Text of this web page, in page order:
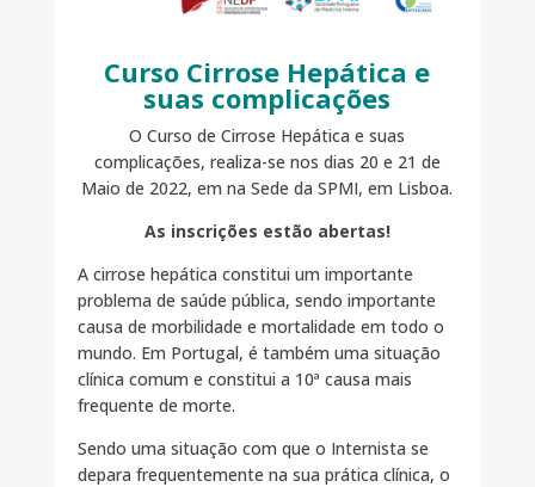
Curso Cirrose Hepática e
suas complicações
O Curso de Cirrose Hepática e suas
complicações, realiza-se nos dias 20 e 21 de
Maio de 2022, em na Sede da SPMI, em Lisboa.
As inscrições estão abertas!
A cirrose hepática constitui um importante
problema de saúde pública, sendo importante
causa de morbilidade e mortalidade em todo o
mundo. Em Portugal, é também uma situação
clínica comum e constitui a 10ª causa mais
frequente de morte.
Sendo uma situação com que o Internista se
depara frequentemente na sua prática clínica, o